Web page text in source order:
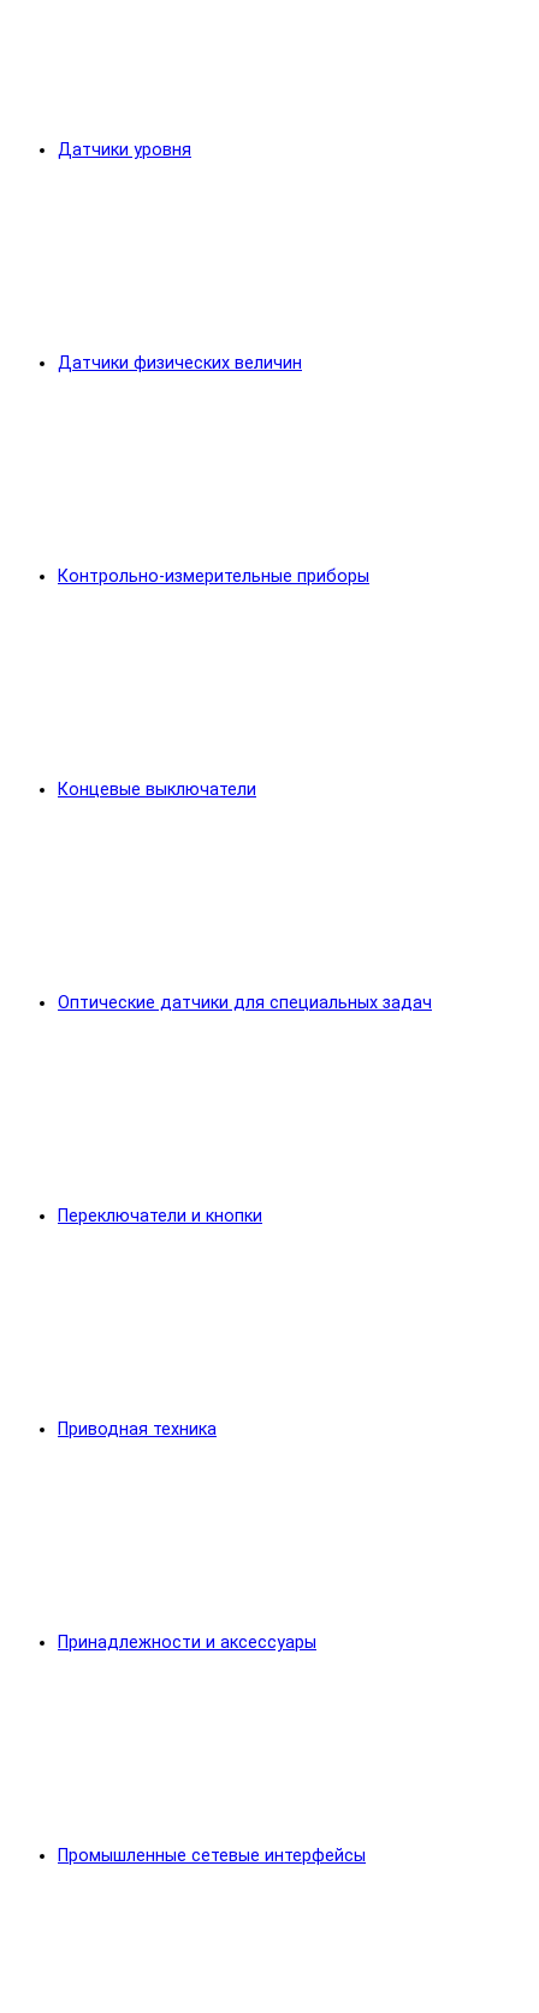
Датчики уровня
Датчики физических величин
Контрольно-измерительные приборы
Концевые выключатели
Оптические датчики для специальных задач
Переключатели и кнопки
Приводная техника
Принадлежности и аксессуары
Промышленные сетевые интерфейсы